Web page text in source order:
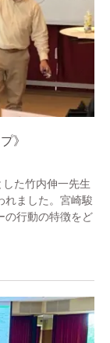
》
た竹内伸一先生
れました。宮崎駿
の行動の特徴をど